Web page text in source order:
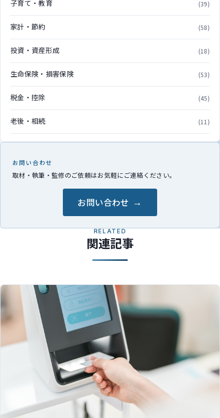
子育て・教育 (39)
家計・節約 (58)
投資・資産形成 (18)
生命保険・損害保険 (53)
税金・控除 (45)
老後・相続 (11)
お問い合わせ
取材・執筆・監修のご依頼はお気軽にご連絡ください。
お問い合わせ
RELATED
関連記事